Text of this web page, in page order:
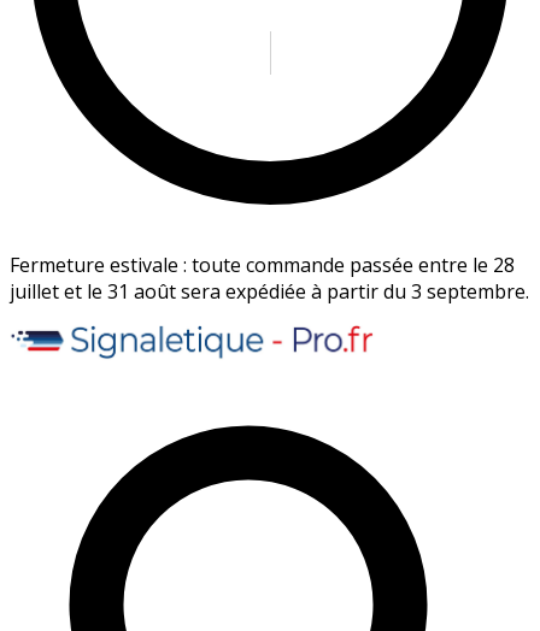
Fermeture estivale : toute commande passée entre le 28
juillet et le 31 août sera expédiée à partir du 3 septembre.